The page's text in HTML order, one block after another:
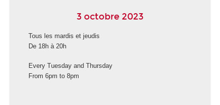
3 octobre 2023
Tous les mardis et jeudis
De 18h à 20h
Every Tuesday and Thursday
From 6pm to 8pm